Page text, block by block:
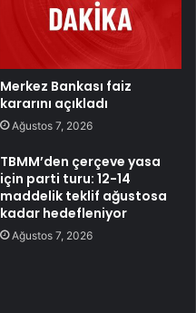
Merkez Bankası faiz
kararını açıkladı
Ağustos 7, 2026
TBMM’den çerçeve yasa
için parti turu: 12-14
maddelik teklif ağustosa
kadar hedefleniyor
Ağustos 7, 2026